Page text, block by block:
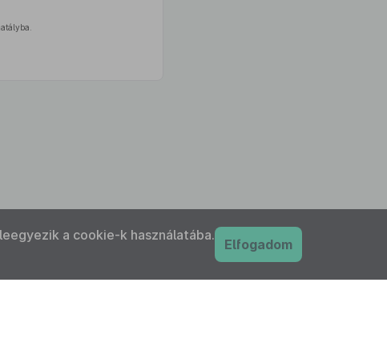
a cookie-k használatába.
Elfogadom